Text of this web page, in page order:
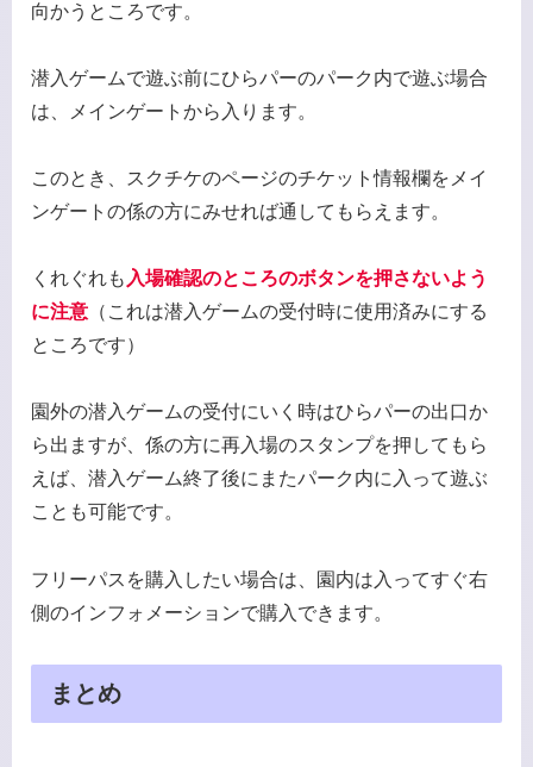
向かうところです。
潜入ゲームで遊ぶ前にひらパーのパーク内で遊ぶ場合
は、メインゲートから入ります。
このとき、スクチケのページのチケット情報欄をメイ
ンゲートの係の方にみせれば通してもらえます。
くれぐれも 入場確認のところのボタンを押さないよう
に注意 （これは潜入ゲームの受付時に使用済みにする
ところです）
園外の潜入ゲームの受付にいく時はひらパーの出口か
ら出ますが、係の方に再入場のスタンプを押してもら
えば、潜入ゲーム終了後にまたパーク内に入って遊ぶ
ことも可能です。
フリーパスを購入したい場合は、園内は入ってすぐ右
側のインフォメーションで購入できます。
まとめ